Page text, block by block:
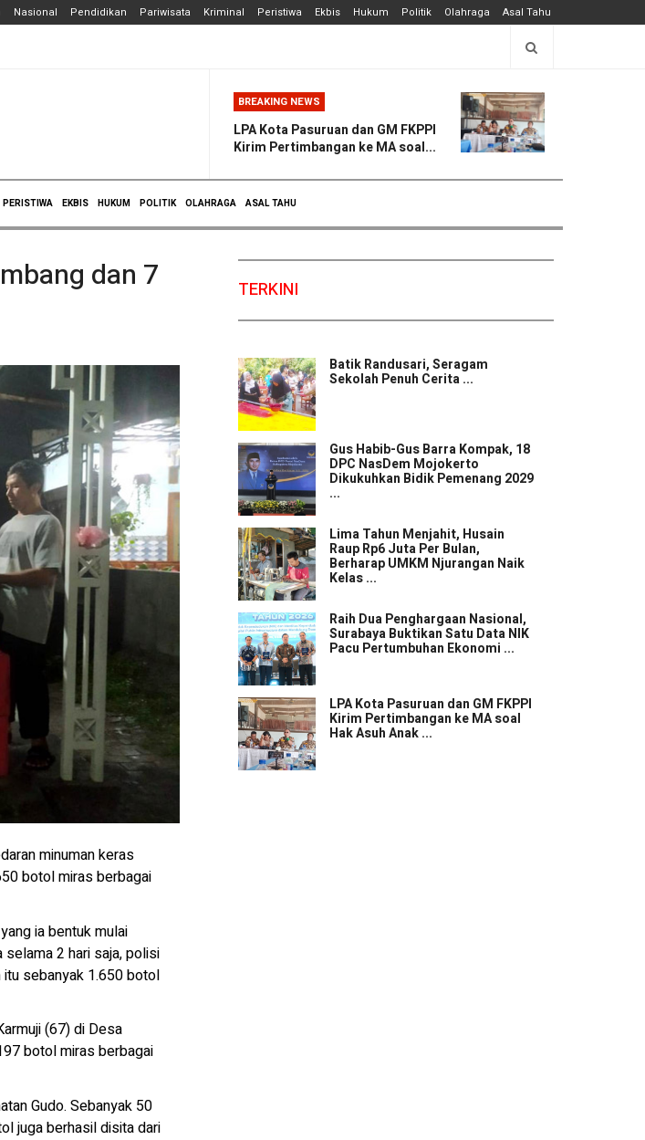
Nasional Pendidikan Pariwisata Kriminal Peristiwa Ekbis Hukum Politik Olahraga Asal Tahu
BREAKING NEWS
LPA Kota Pasuruan dan GM FKPPI
Kirim Pertimbangan ke MA soal...
PERISTIWA EKBIS HUKUM POLITIK OLAHRAGA ASAL TAHU
dan 7
minuman keras
botol miras berbagai
ia bentuk mulai
2 hari saja, polisi
sebanyak 1.650 botol
(67) di Desa
botol miras berbagai
Gudo. Sebanyak 50
juga berhasil disita dari
TERKINI
Batik Randusari, Seragam
Sekolah Penuh Cerita ...
Gus Habib-Gus Barra Kompak, 18
DPC NasDem Mojokerto
Dikukuhkan Bidik Pemenang 2029
...
Lima Tahun Menjahit, Husain
Raup Rp6 Juta Per Bulan,
Berharap UMKM Njurangan Naik
Kelas ...
Raih Dua Penghargaan Nasional,
Surabaya Buktikan Satu Data NIK
Pacu Pertumbuhan Ekonomi ...
LPA Kota Pasuruan dan GM FKPPI
Kirim Pertimbangan ke MA soal
Hak Asuh Anak ...